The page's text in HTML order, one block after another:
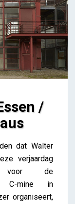
/
dat Walter
verjaardag
voor de
mine in
organiseert,